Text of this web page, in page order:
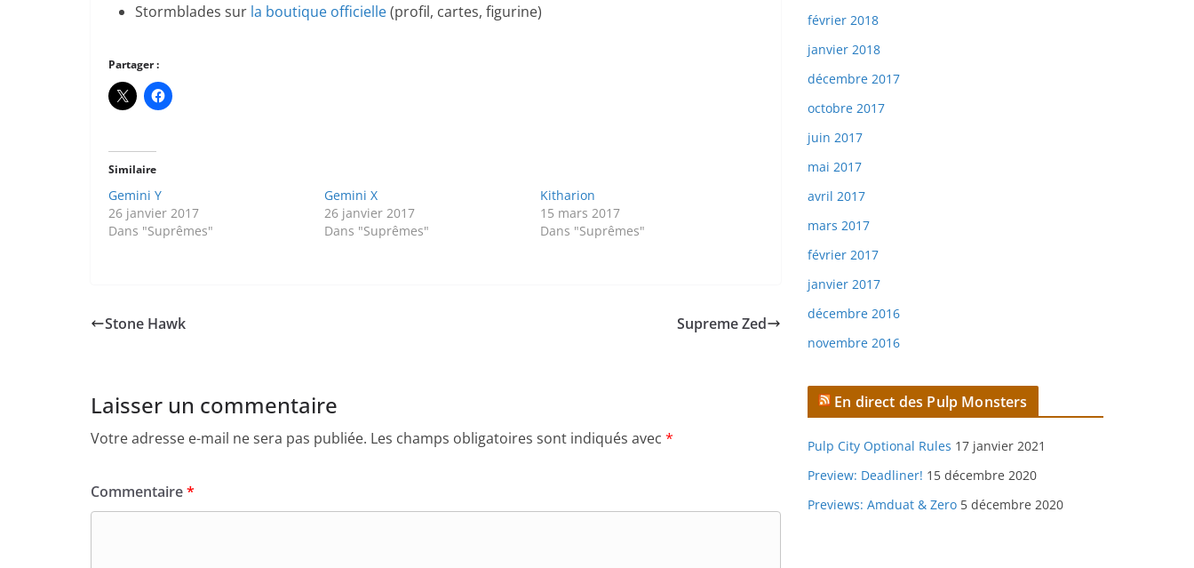
Stormblades sur la boutique officielle(profil, cartes, figurine)
Partager :
Similaire
Gemini Y
26 janvier 2017
Dans "Suprêmes"
Gemini X
26 janvier 2017
Dans "Suprêmes"
Kitharion
15 mars 2017
Dans "Suprêmes"
Stone Hawk Supreme Zed
Laisser un commentaire
Votre adresse e-mail ne sera pas publiée. Les champs obligatoires sont indiqués avec *
Commentaire*
février 2018
janvier 2018
décembre 2017
octobre 2017
juin 2017
mai 2017
avril 2017
mars 2017
février 2017
janvier 2017
décembre 2016
novembre 2016
En direct des Pulp Monsters
Pulp City Optional Rules 17 janvier 2021
Preview: Deadliner! 15 décembre 2020
Previews: Amduat & Zero 5 décembre 2020